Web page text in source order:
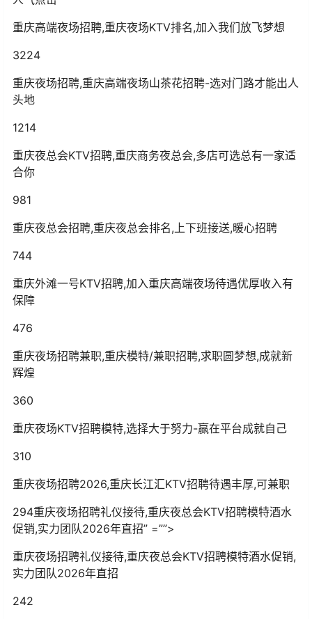
重庆高端夜场招聘,重庆夜场KTV排名,加入我们放飞梦想
3224
重庆夜场招聘,重庆高端夜场山茶花招聘-选对门路才能出人
头地
1214
重庆夜总会KTV招聘,重庆商务夜总会,多店可选总有一家适
合你
981
重庆夜总会招聘,重庆夜总会排名,上下班接送,暖心招聘
744
重庆外滩一号KTV招聘,加入重庆高端夜场待遇优厚收入有
保障
476
重庆夜场招聘兼职,重庆模特/兼职招聘,求职圆梦想,成就新
辉煌
360
重庆夜场KTV招聘模特,选择大于努力-赢在平台成就自己
310
重庆夜场招聘2026,重庆长江汇KTV招聘待遇丰厚,可兼职
294重庆夜场招聘礼仪接待,重庆夜总会KTV招聘模特酒水
促销,实力团队2026年直招” =””>
重庆夜场招聘礼仪接待,重庆夜总会KTV招聘模特酒水促销,
实力团队2026年直招
242